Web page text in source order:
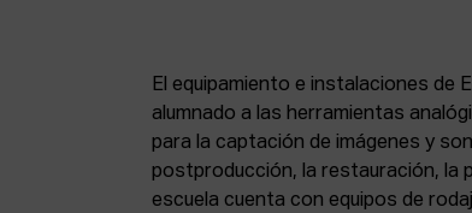
El equipamiento e instalaciones de
alumnado a las herramientas
para la captación de imágenes y
postproducción, la restauración, la
escuela cuenta con equipos de
fotoquímico, de un estudio de
digital, de puestos de digitalización
puesto de digitalización de